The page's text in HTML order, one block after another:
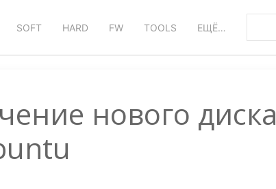
SOFT HARD FW TOOLS ЕЩЁ…
нового диска